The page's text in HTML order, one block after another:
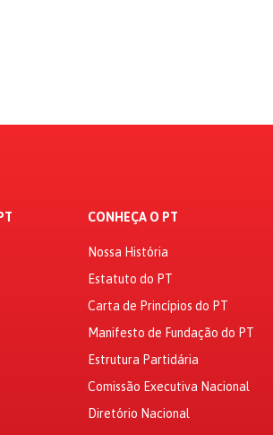
CONHEÇA O PT
Nossa História
Estatuto do PT
Carta de Princípios do PT
Manifesto de Fundação do PT
Estrutura Partidária
Comissão Executiva Nacional
Diretório Nacional